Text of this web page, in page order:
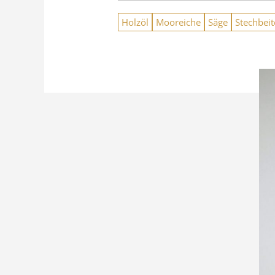
Holzöl Mooreiche Säge